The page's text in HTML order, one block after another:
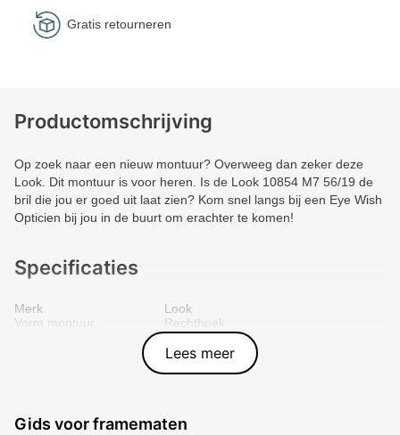
Gratis retourneren
Productomschrijving
Op zoek naar een nieuw montuur? Overweeg dan zeker deze
Look. Dit montuur is voor heren. Is de Look 10854 M7 56/19 de
bril die jou er goed uit laat zien? Kom snel langs bij een Eye Wish
Opticien bij jou in de buurt om erachter te komen!
Specificaties
Merk
Look
Vorm montuur
Rechthoek
Groen
Metal
Lees meer
Gids voor framematen